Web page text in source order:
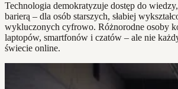
Technologia demokratyzuje dostęp do
barierą – dla osób starszych, słabiej
wykluczonych cyfrowo. Różnorodne osoby
laptopów, smartfonów i czatów – ale nie
świecie online.